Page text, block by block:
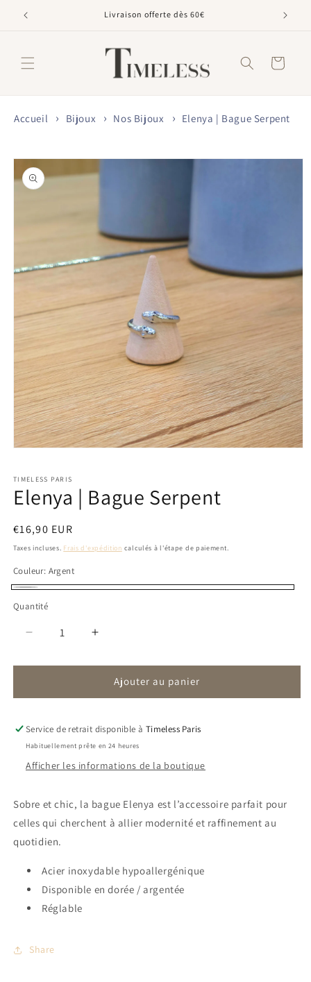
passer
Livraison offerte dès 60€
Panier
Accueil Bijoux Nos Bijoux Elenya | Bague Serpent
Passer aux
informations
produits
1
dans
une
modale
TIMELESS PARIS
Elenya | Bague Serpent
Prix
habituel
€16,90 EUR
Taxes incluses. Frais d'expédition calculés à l'étape de paiement.
Couleur: Argent
Quantité
Réduire
quantité
Elenya
Bague
Serpent
Augmenter
quantité
Elenya
Bague
Serpent
Ajouter au panier
Service de retrait disponible à Timeless Paris
Habituellement prête en 24 heures
Afficher les informations de la boutique
Sobre et chic, la bague Elenya est l’accessoire parfait pour
celles qui cherchent à allier modernité et raffinement au
quotidien.
Acier inoxydable hypoallergénique
Disponible en dorée / argentée
Réglable
Share